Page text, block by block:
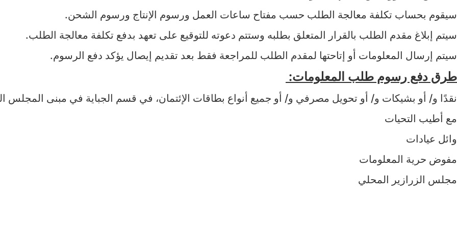
سيقوم بحساب تكلفة معالجة الطلب حسب مفتاح ساعات العمل ورسوم الإنتاج ورسوم الشحن.
سيتم إبلاغ مقدم الطلب بالقرار المتعلق بطلبه وستتم دعوته للتوقيع على تعهد بدفع تكلفة معالجة الطلب.
سيتم إرسال المعلومات أو إتاحتها لمقدم الطلب للمراجعة فقط بعد تقديم إيصال يؤكد دفع الرسوم.
طرق دفع رسوم طلب المعلومات:
نقدًا و/ أو بشيكات و/ أو تحويل مصرفي و/ أو جميع أنواع بطاقات الإئتمان، في قسم الجباية في مبنى المجلس
مع أطيب التحيات
وائل عيادات
مفوض حرية المعلومات
مجلس الزرازير المحلي